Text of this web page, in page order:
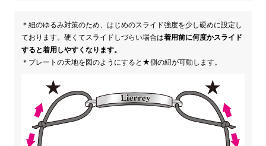
＊紐のゆるみ対策のため、はじめのスライド強度を少し硬めに設定し
ております。硬くてスライドしづらい場合は着用前に何度かスライド
すると着用しやすくなります。
＊プレートの天地を図のようにすると★側の紐が可動します。